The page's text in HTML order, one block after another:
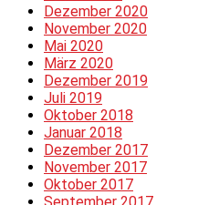
Dezember 2020
November 2020
Mai 2020
März 2020
Dezember 2019
Juli 2019
Oktober 2018
Januar 2018
Dezember 2017
November 2017
Oktober 2017